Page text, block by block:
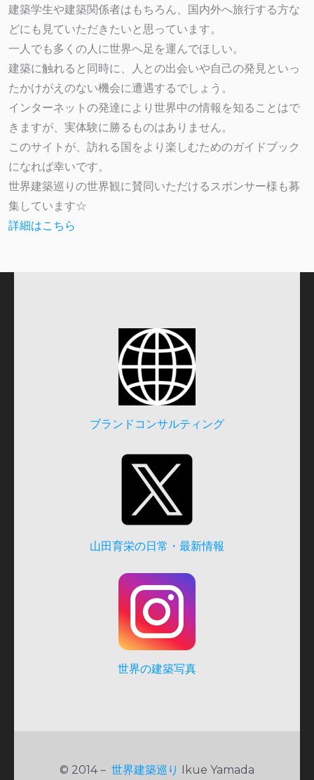
建築学生や建築関係者はもちろん、国内外へ旅行する方な
どにも見ていただきたいと思っています。
一人でも多くの人に世界へ足を運んでほしい。
建築に触れると同時に、人との出会いや自己の発見といっ
たかけがえのない機会に遭遇するでしょう。
インターネットの発達により世界中の情報を知ることはで
きますが、実体験に勝るものはありません。
このサイトが、訪れる国をより楽しむためのガイドブック
になれば幸いです。
世界建築巡りの世界観に賛同いただけるスポンサー様も募
集しています☆
詳細はこちら
ブランドコンサルティング
山田育栄の日常・最新情報
世界の建築写真
© 2014－ 世界建築巡り Ikue Yamada